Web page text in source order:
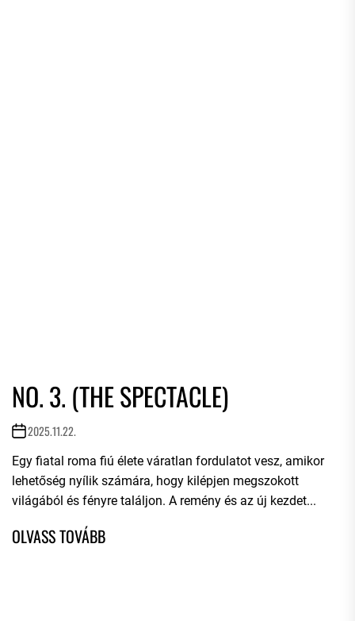
NO. 3. (THE SPECTACLE)
2025.11.22.
Egy fiatal roma fiú élete váratlan fordulatot vesz, amikor
lehetőség nyílik számára, hogy kilépjen megszokott
világából és fényre találjon. A remény és az új kezdet...